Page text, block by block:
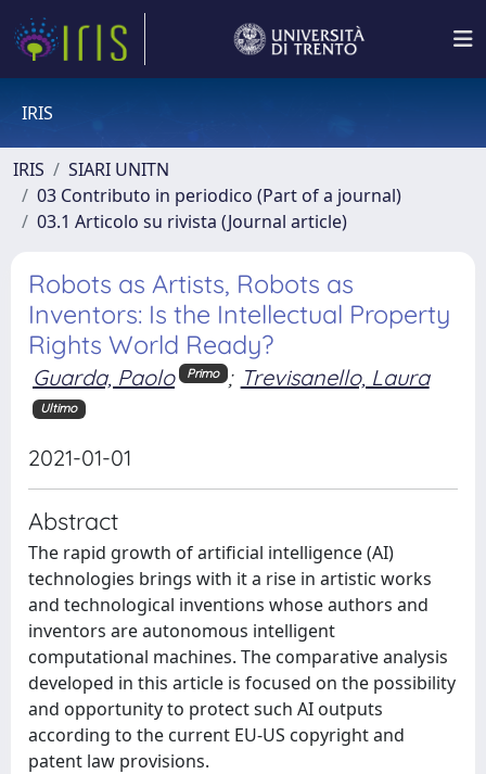
IRIS
IRIS
SIARI UNITN
03 Contributo in periodico (Part of a journal)
03.1 Articolo su rivista (Journal article)
Robots as Artists, Robots as
Inventors: Is the Intellectual Property
Rights World Ready?
Guarda, Paolo Primo ; Trevisanello, Laura
Ultimo
2021-01-01
Abstract
The rapid growth of artificial intelligence (AI)
technologies brings with it a rise in artistic works
and technological inventions whose authors and
inventors are autonomous intelligent
computational machines. The comparative analysis
developed in this article is focused on the possibility
and opportunity to protect such AI outputs
according to the current EU-US copyright and
patent law provisions.